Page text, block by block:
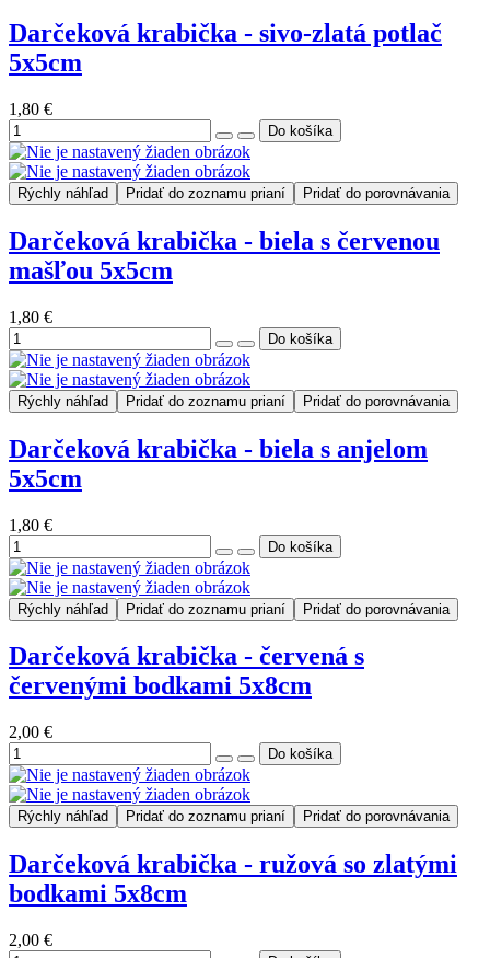
Darčeková krabička - sivo-zlatá potlač
5x5cm
1,80 €
Rýchly náhľad Pridať do zoznamu prianí Pridať do porovnávania
Darčeková krabička - biela s červenou
mašľou 5x5cm
1,80 €
Rýchly náhľad Pridať do zoznamu prianí Pridať do porovnávania
Darčeková krabička - biela s anjelom
5x5cm
1,80 €
Rýchly náhľad Pridať do zoznamu prianí Pridať do porovnávania
Darčeková krabička - červená s
červenými bodkami 5x8cm
2,00 €
Rýchly náhľad Pridať do zoznamu prianí Pridať do porovnávania
Darčeková krabička - ružová so zlatými
bodkami 5x8cm
2,00 €